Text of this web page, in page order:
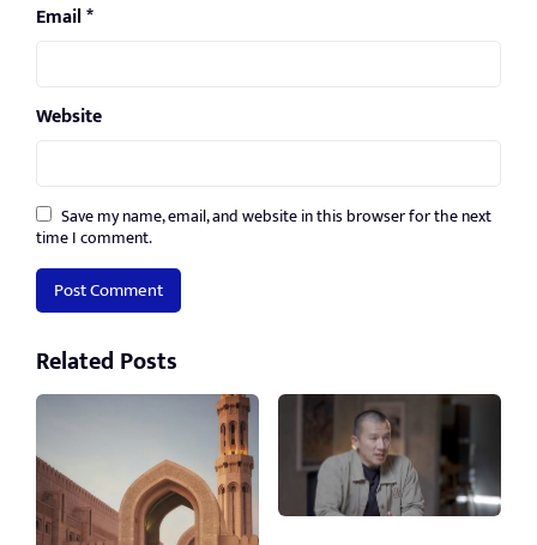
Email*
Website
Save my name, email, and website in this browser for the next
time I comment.
Related Posts